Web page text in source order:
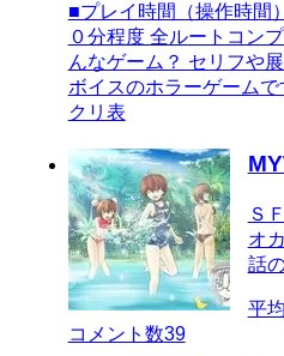
■プレイ時間（操作時間
０分程度 全ルートコン
んなゲーム？ セリフや
ボイスのホラーゲーム
クリ表
Ｓ
オ
話
平
コメント数39